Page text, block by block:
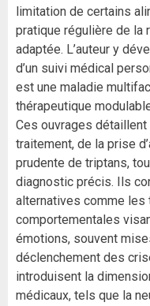
limitation de certains
pratique régulière de la
adaptée. L’auteur y
d’un suivi médical
est une maladie
thérapeutique
Ces ouvrages
traitement, de la prise
prudente de triptans,
diagnostic précis. Ils
alternatives comme
comportementales
émotions, souvent
déclenchement des
introduisent la
médicaux, tels que la